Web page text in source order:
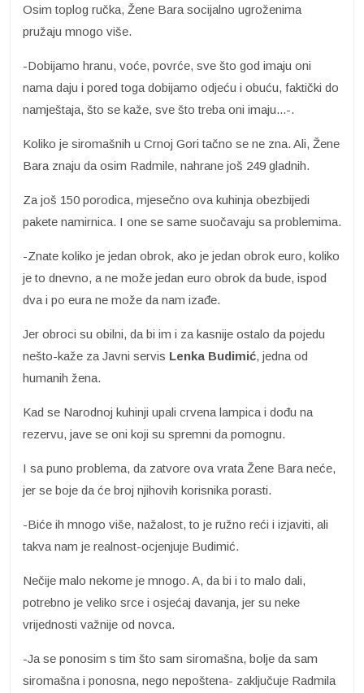
Osim toplog ručka, Žene Bara socijalno ugroženima
pružaju mnogo više.
-Dobijamo hranu, voće, povrće, sve što god imaju oni
nama daju i pored toga dobijamo odjeću i obuću, faktički do
namještaja, što se kaže, sve što treba oni imaju...-.
Koliko je siromašnih u Crnoj Gori tačno se ne zna. Ali, Žene
Bara znaju da osim Radmile, nahrane još 249 gladnih.
Za još 150 porodica, mjesečno ova kuhinja obezbijedi
pakete namirnica. I one se same suočavaju sa problemima.
-Znate koliko je jedan obrok, ako je jedan obrok euro, koliko
je to dnevno, a ne može jedan euro obrok da bude, ispod
dva i po eura ne može da nam izađe.
Jer obroci su obilni, da bi im i za kasnije ostalo da pojedu
nešto-kaže za Javni servis Lenka Budimić, jedna od
humanih žena.
Kad se Narodnoj kuhinji upali crvena lampica i dođu na
rezervu, jave se oni koji su spremni da pomognu.
I sa puno problema, da zatvore ova vrata Žene Bara neće,
jer se boje da će broj njihovih korisnika porasti.
-Biće ih mnogo više, nažalost, to je ružno reći i izjaviti, ali
takva nam je realnost-ocjenjuje Budimić.
Nečije malo nekome je mnogo. A, da bi i to malo dali,
potrebno je veliko srce i osjećaj davanja, jer su neke
vrijednosti važnije od novca.
-Ja se ponosim s tim što sam siromašna, bolje da sam
siromašna i ponosna, nego nepoštena- zaključuje Radmila